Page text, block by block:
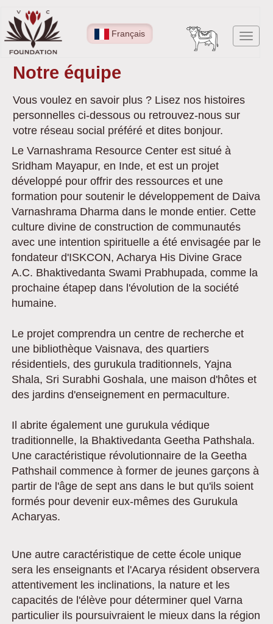
Aller
au
contenu
Français
Notre équipe
Vous voulez en savoir plus ? Lisez nos histoires
personnelles ci-dessous ou retrouvez-nous sur
votre réseau social préféré et dites bonjour.
Le Varnashrama Resource Center est situé à
Sridham Mayapur, en Inde, et est un projet
développé pour offrir des ressources et une
formation pour soutenir le développement de Daiva
Varnashrama Dharma dans le monde entier. Cette
culture divine de construction de communautés
avec une intention spirituelle a été envisagée par le
fondateur d'ISKCON, Acharya His Divine Grace
A.C. Bhaktivedanta Swami Prabhupada, comme la
prochaine étapep dans l'évolution de la société
humaine.
Le projet comprendra un centre de recherche et
une bibliothèque Vaisnava, des quartiers
résidentiels, des gurukula traditionnels, Yajna
Shala, Sri Surabhi Goshala, une maison d'hôtes et
des jardins d'enseignement en permaculture.
Il abrite également une gurukula védique
traditionnelle, la Bhaktivedanta Geetha Pathshala.
Une caractéristique révolutionnaire de la Geetha
Pathshail commence à former de jeunes garçons à
partir de l'âge de sept ans dans le but qu'ils soient
formés pour devenir eux-mêmes des Gurukula
Acharyas.
Une autre caractéristique de cette école unique
sera les enseignants et l'Acarya résident observera
attentivement les inclinations, la nature et les
capacités de l'élève pour déterminer quel Varna
particulier ils poursuivraient le mieux dans la région